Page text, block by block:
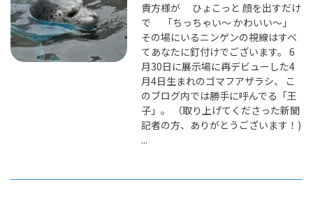
貴方様が ひょこっと 顔を出すだけ
で 「ちっちゃい～ かわいい～」
その場にいるニンゲンの視線はすべ
てあなたに釘付けでございます。 6
月30日に展示場に再デビューした4
月4日生まれのゴマフアザラシ、 こ
のブログ内では勝手に呼んでる「王
子」。 （取り上げてくださった新聞
記者の方、ありがとうございます！)
...